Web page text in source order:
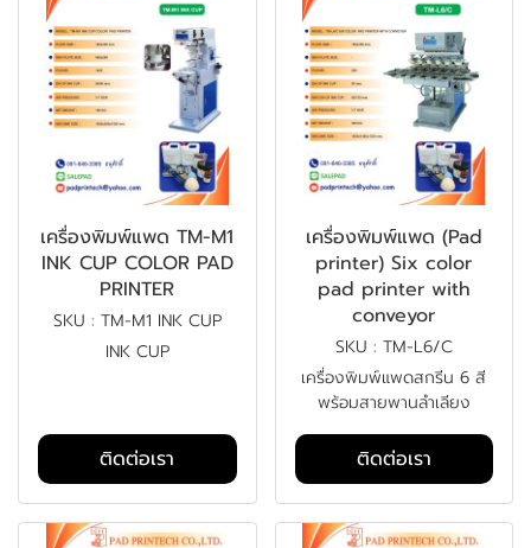
เครื่องพิมพ์แพด TM-M1
INK CUP COLOR PAD
PRINTER
SKU : TM-M1 INK CUP
INK CUP
ติดต่อเรา
เครื่องพิมพ์แพด (Pad
printer) Six color
pad printer with
conveyor
SKU : TM-L6/C
เครื่องพิมพ์แพดสกรีน 6 สี
พร้อมสายพานลำเลียง
ติดต่อเรา